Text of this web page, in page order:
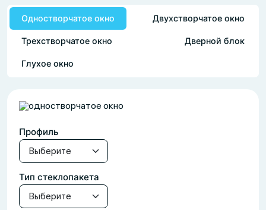
Одностворчатое окно Двухстворчатое окно
Трехстворчатое окно Дверной блок
Глухое окно
Профиль
Тип стеклопакета